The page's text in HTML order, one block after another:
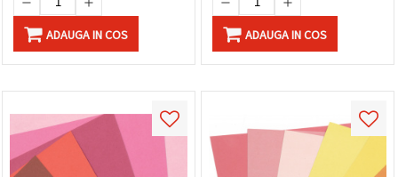
ADAUGA IN COS ADAUGA IN COS